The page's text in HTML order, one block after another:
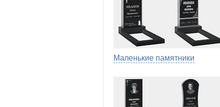
Маленькие памятники